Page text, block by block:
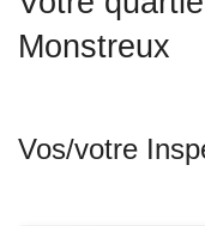
Monstreux
Vos/votre